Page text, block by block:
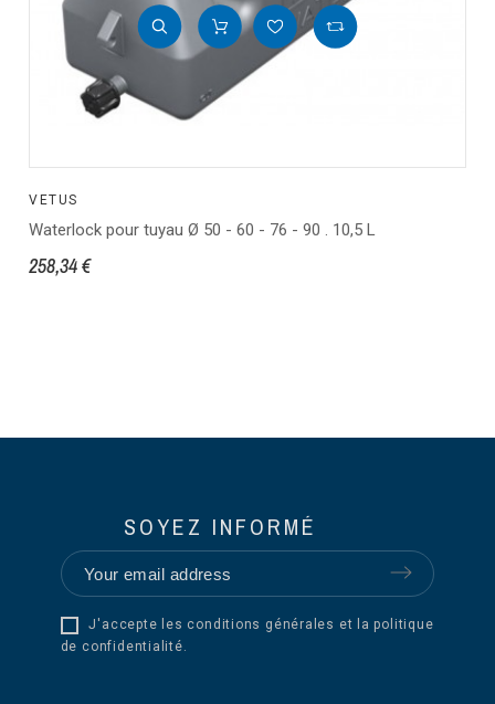
VETUS
Waterlock pour tuyau Ø 50 - 60 - 76 - 90 . 10,5 L
258,34 €
SOYEZ INFORMÉ
J'accepte les conditions générales et la politique
de confidentialité.